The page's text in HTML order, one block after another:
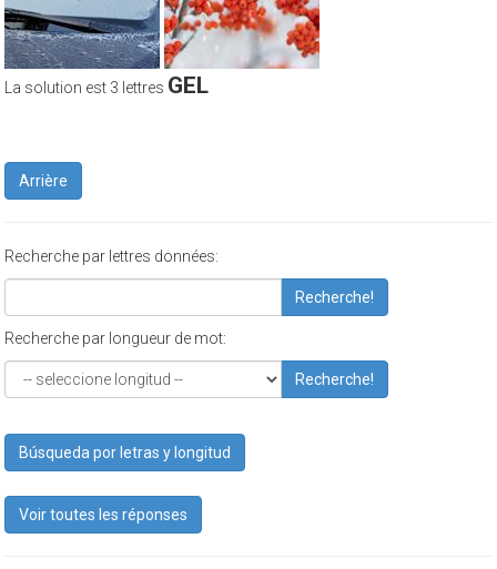
La solution est 3 lettres GEL
Arrière
Recherche par lettres données:
Recherche!
Recherche par longueur de mot:
Recherche!
Búsqueda por letras y longitud
Voir toutes les réponses